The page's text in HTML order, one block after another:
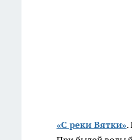
«С реки Вятки».